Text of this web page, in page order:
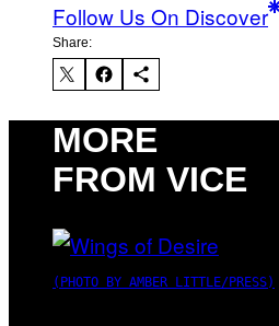
Follow Us On Discover
Share:
MORE
FROM VICE
(PHOTO BY AMBER LITTLE/PRESS)